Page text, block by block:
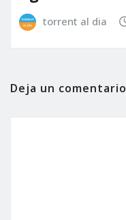
torrent al dia
Deja un comentario